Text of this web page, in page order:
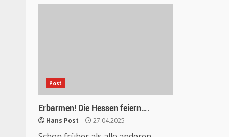
Post
Erbarmen! Die Hessen feiern….
Hans Post 27.04.2025